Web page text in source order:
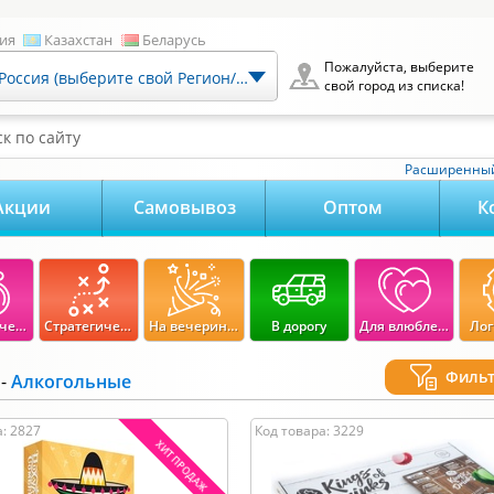
Казахстан Беларусь
Россия (выберите свой Регион/Город)
Пожалуйста, выберите
свой город из списка!
по сайту
Самовывоз Оптом
Экономические Стратегические На вечеринку В дорогу Для влюбленных
-Алкогольные
100-3 000руб. Возраст:
2827 Код товара: 3229